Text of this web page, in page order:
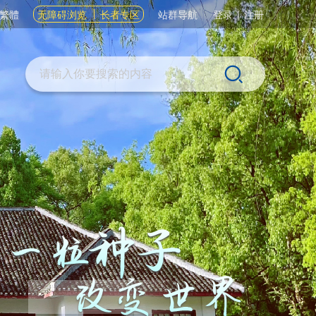
繁體 无障碍浏览 长者专区 站群导航 登录|注册